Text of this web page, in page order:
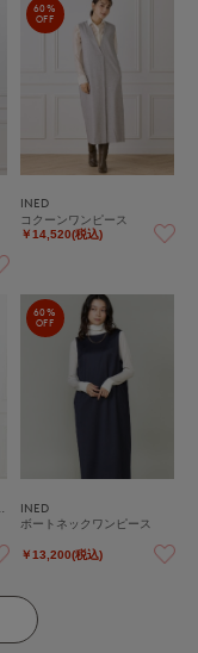
60%
OFF
INED
コクーンワンピース
￥14,520(税込)
60%
OFF
INED
ボートネックワンピース
￥13,200(税込)